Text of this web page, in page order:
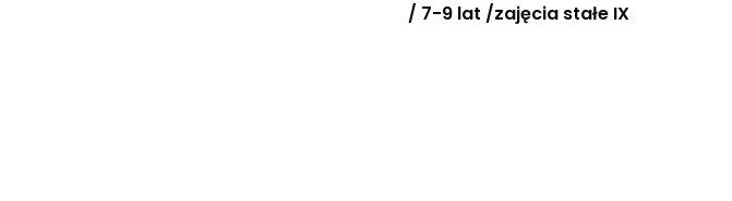
/ 7-9 lat /zajęcia stałe IX